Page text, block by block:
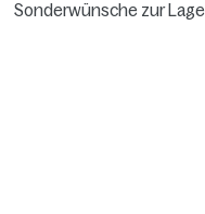
Sonderwünsche zur Lage